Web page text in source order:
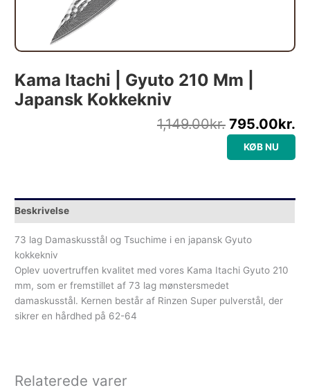
Kama Itachi | Gyuto 210 Mm |
Japansk Kokkekniv
1,149.00kr. 795.00kr.
KØB NU
Beskrivelse
73 lag Damaskusstål og Tsuchime i en japansk Gyuto
kokkekniv
Oplev uovertruffen kvalitet med vores Kama Itachi Gyuto 210
mm, som er fremstillet af 73 lag mønstersmedet
damaskusstål. Kernen består af Rinzen Super pulverstål, der
sikrer en hårdhed på 62-64
Relaterede varer